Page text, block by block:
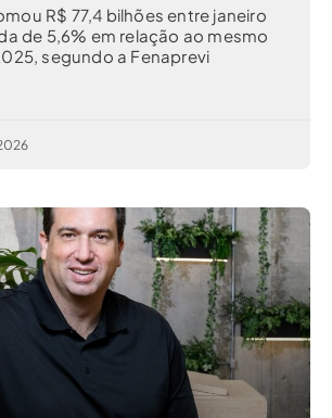
R$ 77,4 bilhões entre janeiro
de 5,6% em relação ao mesmo
segundo a Fenaprevi